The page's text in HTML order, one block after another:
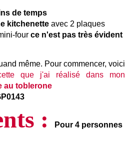
de temps
kitchenette avec 2 plaques
four ce n'est pas très évident
même. Pour commencer, voici
que j'ai réalisé dans mon
au toblerone
: Pour 4 personnes